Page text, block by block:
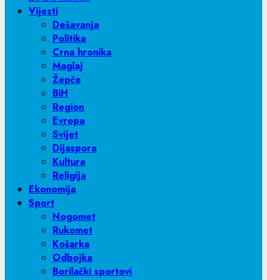
Vijesti
Dešavanja
Politika
Crna hronika
Maglaj
Žepče
BiH
Region
Evropa
Svijet
Dijaspora
Kultura
Religija
Ekonomija
Sport
Nogomet
Rukomet
Košarka
Odbojka
Borilački sportovi